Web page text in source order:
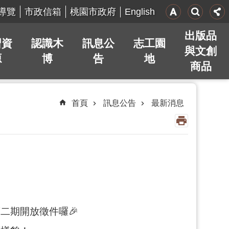
覽 市政信箱 桃園市政府 English
認識木
博
訊息公
告
志工園
地
出版品
與文創
商品
首頁 訊息公告 最新消息
期開放徵件囉🎉